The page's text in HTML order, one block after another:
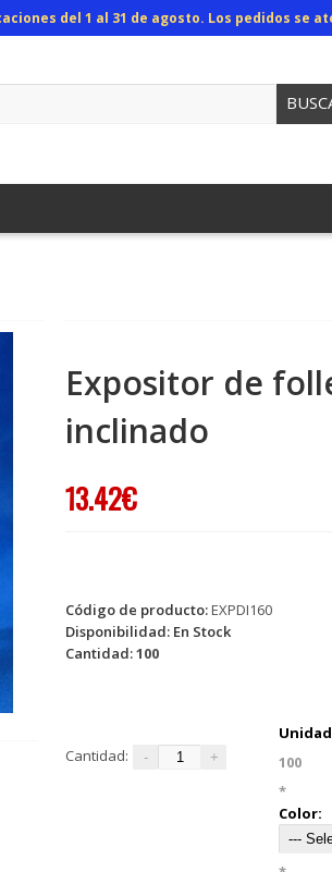
del 1 al 31 de agosto. Los pedidos se
Expositor de
inclinado
13.42€
Código de producto:EXPDI160
Disponibilidad: En Stock
Cantidad:100
100
*
Color:
Cantidad: